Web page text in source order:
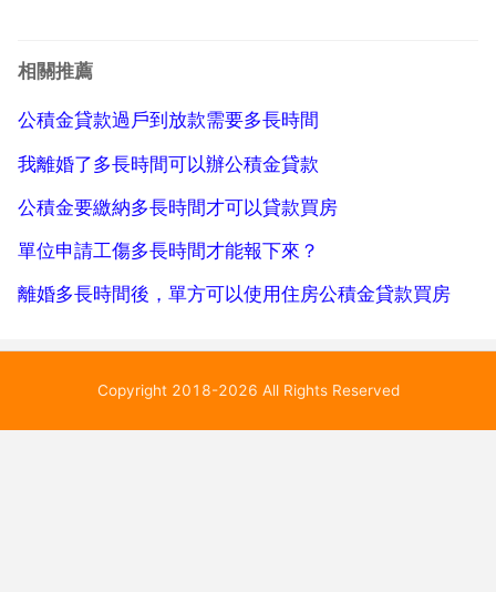
理中心複審，2個工作日內完成。3 市住房公積金管理
相關推薦
公積金貸款過戶到放款需要多長時間
我離婚了多長時間可以辦公積金貸款
公積金要繳納多長時間才可以貸款買房
單位申請工傷多長時間才能報下來？
離婚多長時間後，單方可以使用住房公積金貸款買房
Copyright 2018-2026 All Rights Reserved